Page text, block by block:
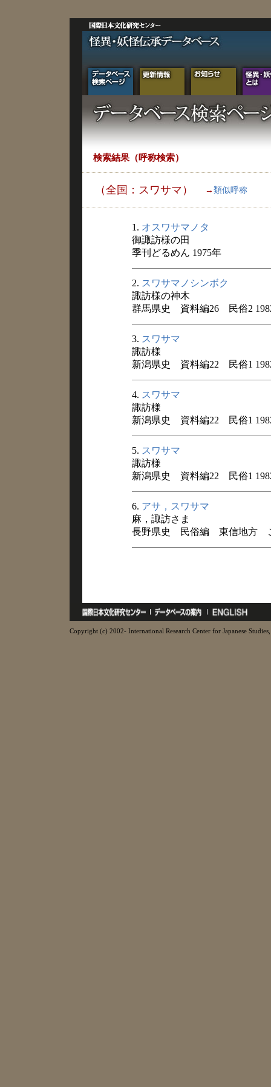
検索結果（呼称検索）
（全国：スワサマ） → 類似呼称
1. オスワサマノタ
御諏訪様の田
季刊どるめん 1975年
2. スワサマノシンボク
諏訪様の神木
群馬県史 資料編26 民俗2
3. スワサマ
諏訪様
新潟県史 資料編22 民俗1
4. スワサマ
諏訪様
新潟県史 資料編22 民俗1
5. スワサマ
諏訪様
新潟県史 資料編22 民俗1
6. アサ，スワサマ
麻，諏訪さま
長野県史 民俗編 東信地方 こ
Copyright (c) 2002- International Research Center for Japanese